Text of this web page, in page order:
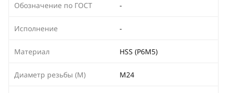
Обозначение по ГОСТ -
Исполнение -
Материал HSS (Р6М5)
Диаметр резьбы (М) М24